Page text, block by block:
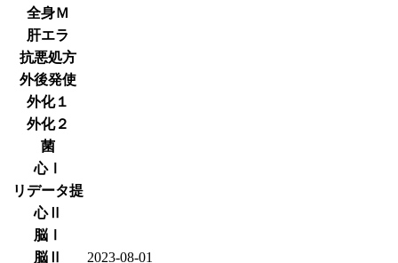
全身Ｍ
肝エラ
抗悪処方
外後発使
外化１
外化２
菌
心Ⅰ
リデータ提
心Ⅱ
脳Ⅰ
脳Ⅱ
2023-08-01